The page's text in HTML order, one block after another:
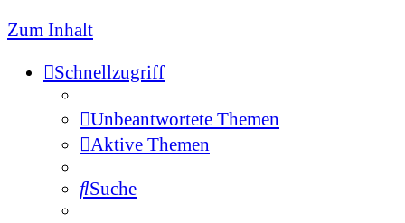
Zum Inhalt
Schnellzugriff
Unbeantwortete Themen
Aktive Themen
Suche